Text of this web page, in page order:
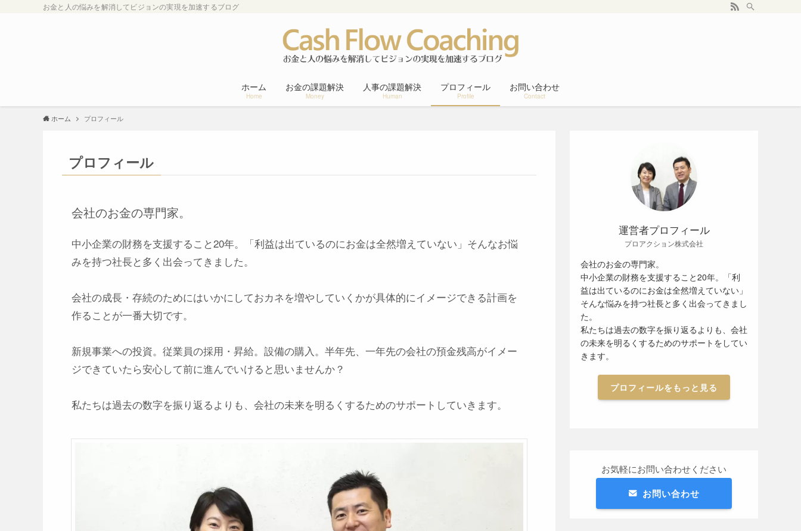
お金と人の悩みを解消してビジョンの実現を加速するブログ
ホーム
Home
お金の課題解決
Money
人事の課題解決
Human
プロフィール
Profile
お問い合わせ
Contact
ホーム プロフィール
プロフィール
会社のお金の専門家。
中小企業の財務を支援すること20年。「利益は出ているのにお金は全然増えていない」そんなお悩
みを持つ社長と多く出会ってきました。
会社の成長・存続のためにはいかにしておカネを増やしていくかが具体的にイメージできる計画を
作ることが一番大切です。
新規事業への投資。従業員の採用・昇給。設備の購入。半年先、一年先の会社の預金残高がイメー
ジできていたら安心して前に進んでいけると思いませんか？
私たちは過去の数字を振り返るよりも、会社の未来を明るくするためのサポートしていきます。
運営者プロフィール
プロアクション株式会社
会社のお金の専門家。
中小企業の財務を支援すること20年。「利
益は出ているのにお金は全然増えていない」
そんな悩みを持つ社長と多く出会ってきまし
た。
私たちは過去の数字を振り返るよりも、会社
の未来を明るくするためのサポートをしてい
きます。
プロフィールをもっと見る
お気軽にお問い合わせください
お問い合わせ